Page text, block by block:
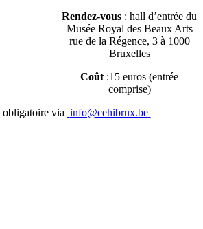
Rendez-vous : hall d’entrée du
Musée Royal des Beaux Arts
rue de la Régence, 3 à 1000
Bruxelles
Coût :15 euros (entrée
comprise)
obligatoire via info@cehibrux.be